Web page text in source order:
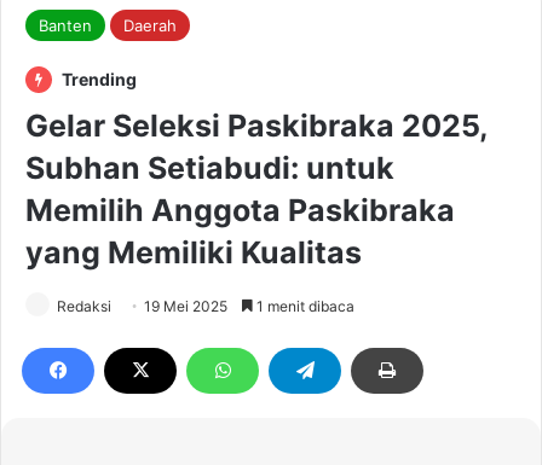
Banten Daerah
Trending
Gelar Seleksi Paskibraka 2025,
Subhan Setiabudi: untuk
Memilih Anggota Paskibraka
yang Memiliki Kualitas
Redaksi 19 Mei 2025 1 menit dibaca